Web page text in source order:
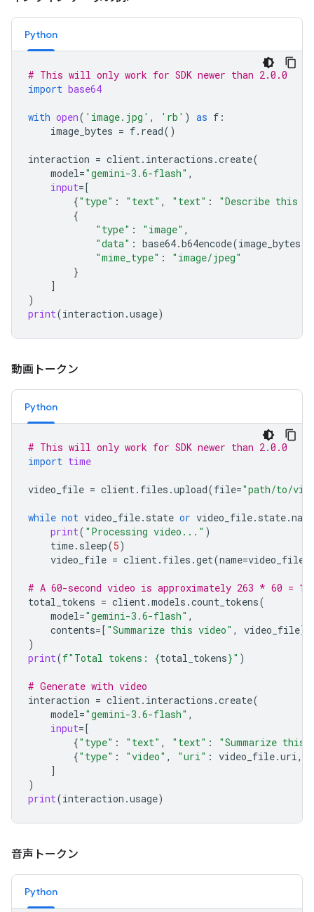
Python
# This will only work for SDK newer than 2.0.0
import base64
with open( 'image.jpg' , 'rb' ) as f :
image_bytes = f. read()
interaction = client. interactions .create(
model="gemini-3.6-flash" ,
input=[
{"type" : "text" , "text" :
"Describe this
{
"type" : "image" ,
"data" : base64.b64encode(image_bytes
"mime_type" :
"image/jpeg"
}
]
)
print(interaction .usage)
動画トークン
Python
# This will only work for SDK newer than 2.0.0
import time
video_file = client. files .upload(file="path/to/
while not video_file. state or video_file. state.name
print( "Processing video..." )
time. sleep(5)
video_file = client. files .get(name=video_file
# A 60-second video is approximately 263 * 60 =
total_tokens = client.models .count_tokens(
model="gemini-3.6-flash" ,
contents=[ "Summarize this video" , video_file]
)
print(f"Total tokens: {total_tokens}" )
# Generate with video
interaction = client. interactions .create(
model="gemini-3.6-flash" ,
input=[
{"type" : "text" , "text" :
"Summarize this
{"type" : "video" , "uri" : video_file.uri,
]
)
print(interaction .usage)
音声トークン
Python